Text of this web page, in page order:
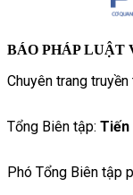
BÁO PHÁP LUẬT
Chuyên trang
Tổng Biên tập: Tiến
Phó Tổng Biên tập